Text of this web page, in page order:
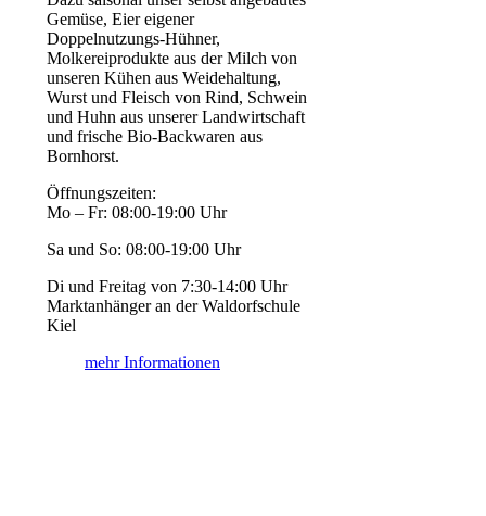
Gemüse, Eier eigener
Doppelnutzungs-Hühner,
Molkereiprodukte aus der Milch von
unseren Kühen aus Weidehaltung,
Wurst und Fleisch von Rind, Schwein
und Huhn aus unserer Landwirtschaft
und frische Bio-Backwaren aus
Bornhorst.
Öffnungszeiten:
Mo – Fr: 08:00-19:00 Uhr
Sa und So: 08:00-19:00 Uhr
Di und Freitag von 7:30-14:00 Uhr
Marktanhänger an der Waldorfschule
Kiel
mehr Informationen